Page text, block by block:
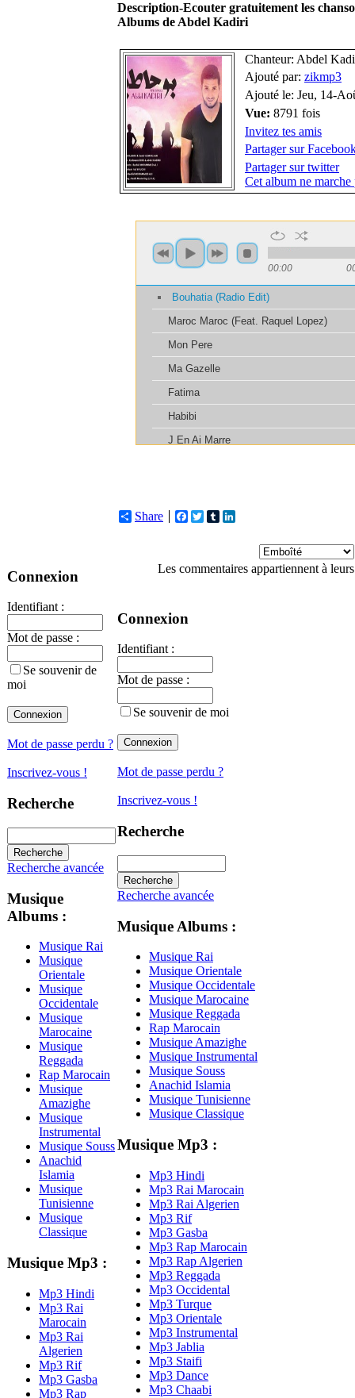
Connexion
Identifiant :
Mot de passe :
Se souvenir de
moi
Mot de passe perdu ?
Inscrivez-vous !
Recherche
Recherche avancée
Musique
Albums :
Musique Rai
Musique
Orientale
Musique
Occidentale
Musique
Marocaine
Musique
Reggada
Rap Marocain
Musique
Amazighe
Musique
Instrumental
Musique Souss
Anachid
Islamia
Musique
Tunisienne
Musique
Classique
Musique Mp3 :
Mp3 Hindi
Mp3 Rai
Marocain
Mp3 Rai
Algerien
Mp3 Rif
Mp3 Gasba
Mp3 Rap
Description-Ecouter gratuitement les
Albums de Abdel Kadiri
Chanteur: Abdel
Ajouté par: zikmp3
Ajouté le: Jeu, 14-
Vue: 8791 fois
Invitez tes amis
Partager sur
Partager sur twitter
Cet album ne marche
Share Facebook
TwitterTumblr
Les commentaires appartiennent à
Connexion
Identifiant :
Mot de passe :
Se souvenir de moi
Mot de passe perdu ?
Inscrivez-vous !
Recherche
Recherche avancée
Musique Albums :
Musique Rai
Musique Orientale
Musique Occidentale
Musique Marocaine
Musique Reggada
Rap Marocain
Musique Amazighe
Musique Instrumental
Musique Souss
Anachid Islamia
Musique Tunisienne
Musique Classique
Musique Mp3 :
Mp3 Hindi
Mp3 Rai Marocain
Mp3 Rai Algerien
Mp3 Rif
Mp3 Gasba
Mp3 Rap Marocain
Mp3 Rap Algerien
Mp3 Reggada
Mp3 Occidental
Mp3 Turque
Mp3 Orientale
Mp3 Instrumental
Mp3 Jablia
Mp3 Staifi
Mp3 Dance
Mp3 Chaabi